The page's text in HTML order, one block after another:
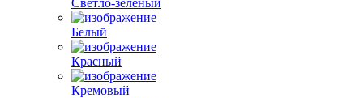
Белый
Красный
Кремовый